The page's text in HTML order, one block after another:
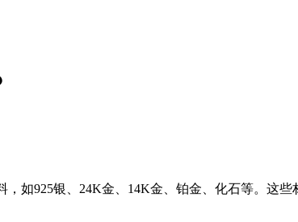
如925银、24K金、14K金、铂金、化石等。这